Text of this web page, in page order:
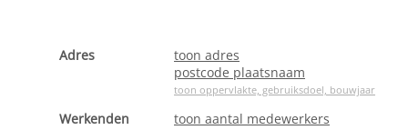
Adres
toon adres
postcode plaatsnaam
toon oppervlakte, gebruiksdoel, bouwjaar
Werkenden
toon aantal medewerkers